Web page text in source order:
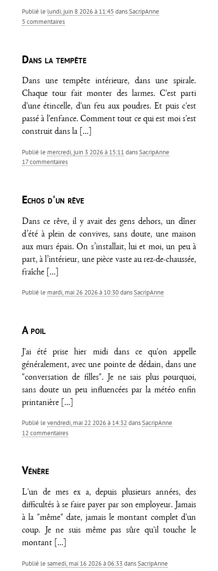
Publié le lundi, juin 8 2026 à 11:45 dansSacripAnne
5 commentaires
Dans la tempête
Dans une tempête intérieure, dans une spirale.
Chaque tour fait monter des larmes. C'est parti
d'une étincelle, d'un feu aux poudres. Et puis c'est
passé à l'enfance. Comment tout ce qui est moi s'est
construit dans la
[…]
Publié le mercredi, juin 3 2026 à 15:11 dansSacripAnne
17 commentaires
Echos d'un rêve
Dans ce rêve, il y avait des gens dehors, un dîner
d’été à plein de convives, sans doute, une maison
aux murs épais. On s’installait, lui et moi, un peu à
part, à l’intérieur, une pièce vaste au rez-de-chaussée,
fraîche
[…]
Publié le mardi, mai 26 2026 à 10:30dansSacripAnne
A poil
J'ai été prise hier midi dans ce qu'on appelle
généralement, avec une pointe de dédain, dans une
"conversation de filles". Je ne sais plus pourquoi,
sans doute un peu influencées par la météo enfin
printanière
[…]
Publié le vendredi, mai 22 2026 à 14:32 dansSacripAnne
12 commentaires
Vénère
L'un de mes ex a, depuis plusieurs années, des
difficultés à se faire payer par son employeur. Jamais
à la "même" date, jamais le montant complet d'un
coup. Je ne suis même pas sûre qu'il touche le
montant
[…]
Publié le samedi, mai 16 2026 à 06:33 dansSacripAnne